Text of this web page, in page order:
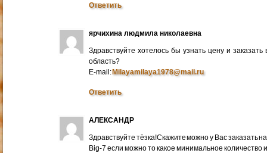
Ответить
ярчихина людмила николаевна
Здравствуйте хотелось бы узнать цену и
область?
E-mail:Milayamilaya1978@mail.ru
Ответить
АЛЕКСАНДР
Здравствуйте тёзка!Скажите можно у Вас заказать
Big-7 если можно то какое минимальное количество